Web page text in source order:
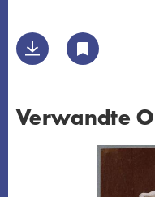
Verwandte